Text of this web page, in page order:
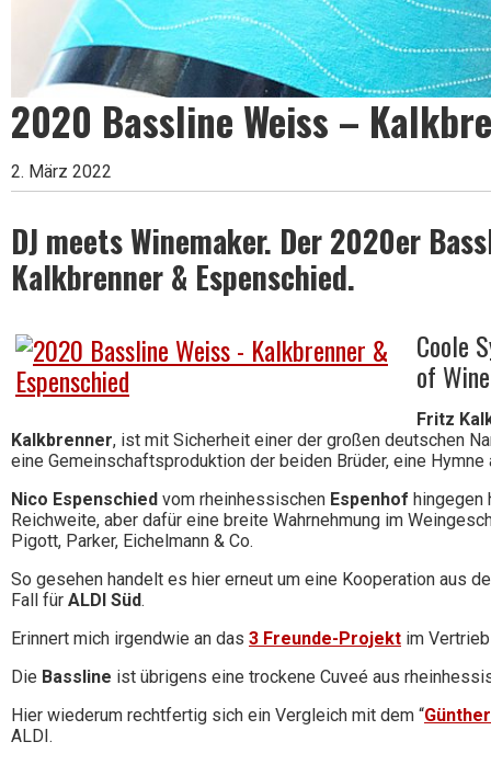
für
schlechten
Wein
2020 Bassline Weiss –
2. März 2022
DJ meets Winemaker. Der 2020er
Kalkbrenner & Espenschied.
Coole
of
Fritz
Kalkbrenner, ist mit Sicherheit einer der großen deutschen
eine Gemeinschaftsproduktion der beiden Brüder, eine Hymne
Nico Espenschied vom rheinhessischen Espenhof hingegen
Reichweite, aber dafür eine breite Wahrnehmung im
Pigott, Parker, Eichelmann & Co.
So gesehen handelt es hier erneut um eine Kooperation aus
Fall für ALDI Süd.
Erinnert mich irgendwie an das 3 Freunde-Projekt im
Die Bassline ist übrigens eine trockene Cuveé aus
Hier wiederum rechtfertig sich ein Vergleich mit dem “
ALDI.